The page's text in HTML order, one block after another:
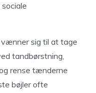
vænner sig til at tage
tandbørstning,
rense tænderne
bøjler ofte